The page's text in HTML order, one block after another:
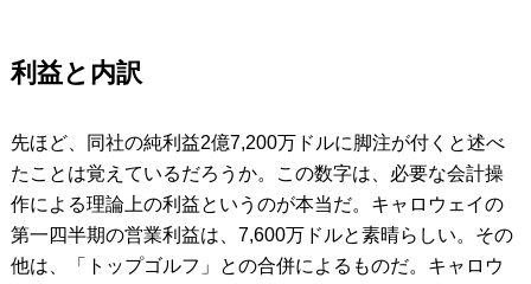
利益と内訳
先ほど、同社の純利益2億7,200万ドルに脚注が付くと述べ
たことは覚えているだろうか。この数字は、必要な会計操
作による理論上の利益というのが本当だ。キャロウェイの
第一四半期の営業利益は、7,600万ドルと素晴らしい。その
他は、「トップゴルフ」との合併によるものだ。キャロウ